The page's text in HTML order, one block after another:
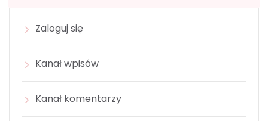
Zaloguj się
Kanał wpisów
Kanał komentarzy